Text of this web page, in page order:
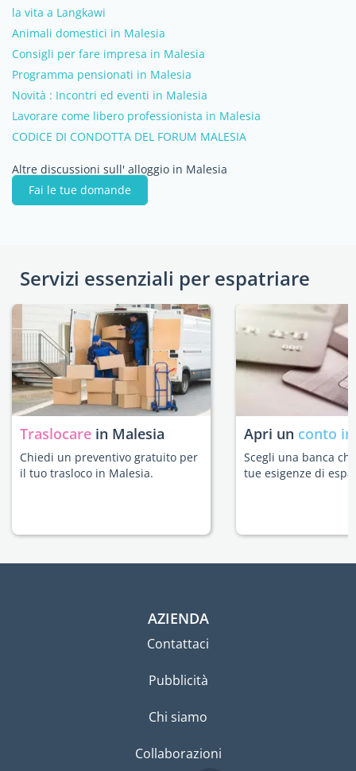
la vita a Langkawi
Animali domestici in Malesia
Consigli per fare impresa in Malesia
Programma pensionati in Malesia
Novità : Incontri ed eventi in Malesia
Lavorare come libero professionista in Malesia
CODICE DI CONDOTTA DEL FORUM MALESIA
Altre discussioni sull' alloggio in Malesia
Fai le tue domande
Servizi essenziali per espatriare
Traslocare in Malesia
Chiedi un preventivo gratuito per
il tuo trasloco in Malesia.
Apri un conto
Scegli una banca
tue esigenze di
AZIENDA
Contattaci
Pubblicità
Chi siamo
Collaborazioni